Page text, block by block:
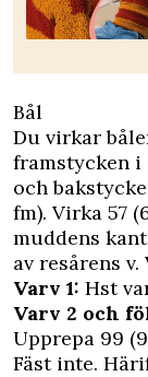
Bål
Du virkar
framstycken
och
fm). Virka 57
muddens
av resårens v.
Varv 1: Hst
Varv 2 och
Upprepa 99
Fäst inte.